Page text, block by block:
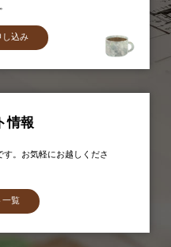
し込み
情報
す。お気軽にお越しくださ
一覧